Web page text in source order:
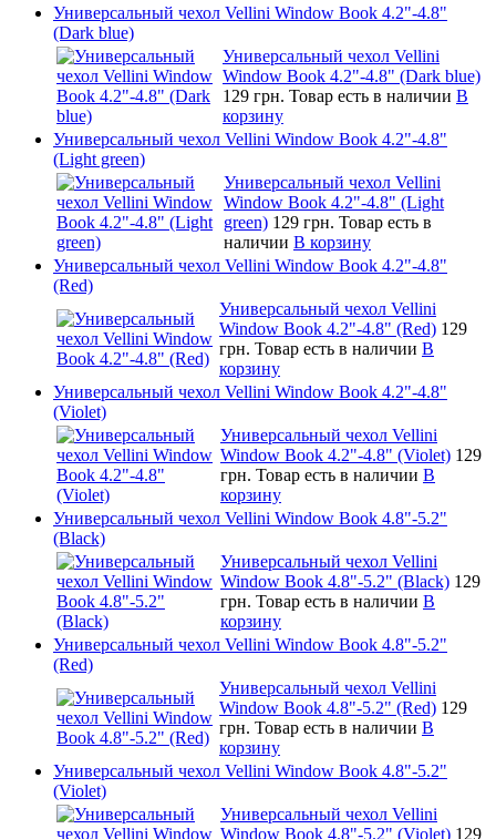
Универсальный чехол Vellini Window Book 4.2"-4.8"
(Dark blue)
Универсальный чехол Vellini
Window Book 4.2"-4.8" (Dark blue)
129 грн. Товар есть в наличии В
корзину
Универсальный чехол Vellini Window Book 4.2"-4.8"
(Light green)
Универсальный чехол Vellini
Window Book 4.2"-4.8" (Light
green) 129 грн. Товар есть в
наличии В корзину
Универсальный чехол Vellini Window Book 4.2"-4.8"
(Red)
Универсальный чехол Vellini
Window Book 4.2"-4.8" (Red) 129
грн. Товар есть в наличии В
корзину
Универсальный чехол Vellini Window Book 4.2"-4.8"
(Violet)
Универсальный чехол Vellini
Window Book 4.2"-4.8" (Violet) 129
грн. Товар есть в наличии В
корзину
Универсальный чехол Vellini Window Book 4.8"-5.2"
(Black)
Универсальный чехол Vellini
Window Book 4.8"-5.2" (Black) 129
грн. Товар есть в наличии В
корзину
Универсальный чехол Vellini Window Book 4.8"-5.2"
(Red)
Универсальный чехол Vellini
Window Book 4.8"-5.2" (Red) 129
грн. Товар есть в наличии В
корзину
Универсальный чехол Vellini Window Book 4.8"-5.2"
(Violet)
Универсальный чехол Vellini
Window Book 4.8"-5.2" (Violet) 129